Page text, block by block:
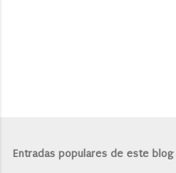
l
Entradas populares de este blog